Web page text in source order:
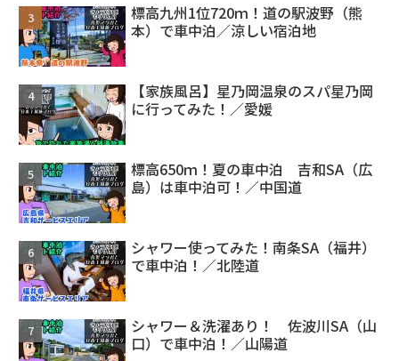
標高九州1位720ｍ！道の駅波野（熊
本）で車中泊／涼しい宿泊地
【家族風呂】星乃岡温泉のスパ星乃岡
に行ってみた！／愛媛
標高650ｍ！夏の車中泊 吉和SA（広
島）は車中泊可！／中国道
シャワー使ってみた！南条SA（福井）
で車中泊！／北陸道
シャワー＆洗濯あり！ 佐波川SA（山
口）で車中泊！／山陽道